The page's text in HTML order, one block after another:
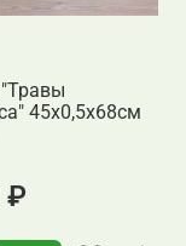
45х0,5х68см
₽